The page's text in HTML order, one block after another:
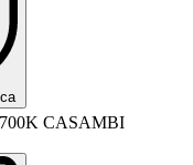
CASAMBI